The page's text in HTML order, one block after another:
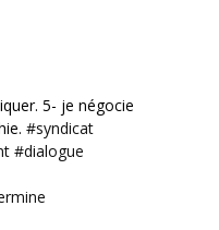
5- je négocie
#syndicat
#dialogue